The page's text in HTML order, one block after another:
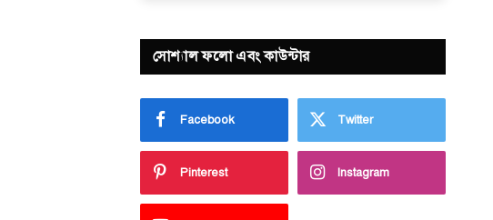
সোশ্যাল ফলো এবং কাউন্টার
Facebook Twitter
Pinterest Instagram